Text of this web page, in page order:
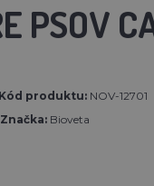
PSOV
Kód produktu: NOV-12701
Značka: Bioveta